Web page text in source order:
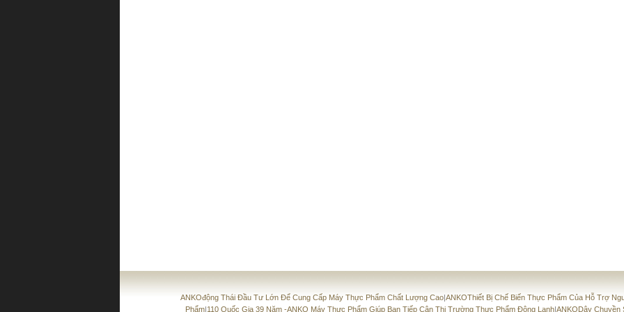
ANKOđộng Thái Đầu Tư Lớn Để Cung Cấp Máy Thực Phẩm Chất Lượng Cao|ANKOThiết Bị Chế Biến Thực Phẩm Của Hỗ Trợ
Phẩm|110 Quốc Gia 39 Năm -ANKO Máy Thực Phẩm Giúp Bạn Tiếp Cận Thị Trường Thực Phẩm Đông Lạnh|ANKODây Chuyền